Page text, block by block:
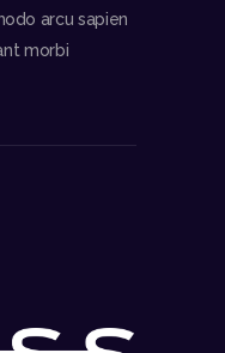
arcu sapien
morbi